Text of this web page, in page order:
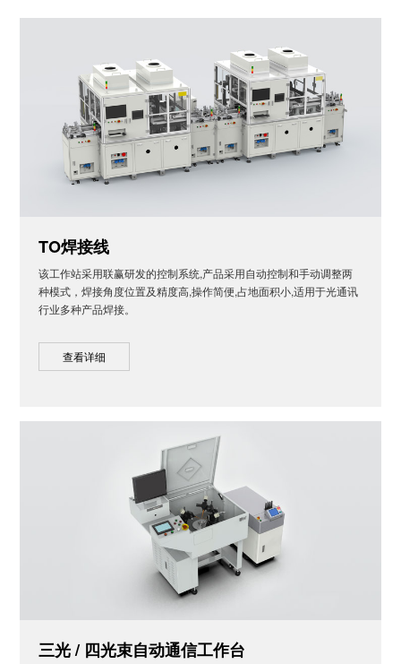
TO焊接线
该工作站采用联赢研发的控制系统,产品采用自动控制和手动调整两
种模式，焊接角度位置及精度高,操作简便,占地面积小,适用于光通讯
行业多种产品焊接。
查看详细
三光 / 四光束自动通信工作台